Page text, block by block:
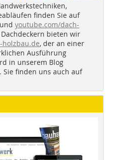
finden Sie auf
und youtube.com/dach-
bieten wir
holzbau.de, der an einer
Ausführung
in unserem Blog
Sie finden uns auch auf